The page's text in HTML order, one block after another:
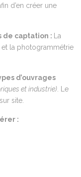
d’en créer une
de captation :
La
et la photogrammétrie
d’ouvrages
et industrie) . Le
site.
: